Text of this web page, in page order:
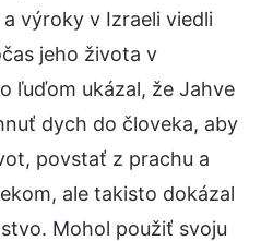
výroky v Izraeli viedli
jeho života v
ľuďom ukázal, že Jahve
dych do človeka, aby
povstať z prachu a
ale takisto dokázal
Mohol použiť svoju